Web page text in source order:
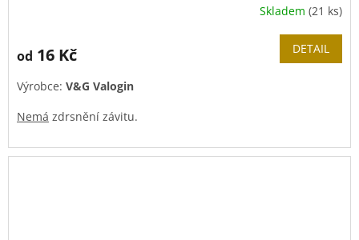
Skladem (21 ks)
od 16 Kč DETAIL
Výrobce: V&G Valogin
Nemá zdrsnění závitu.